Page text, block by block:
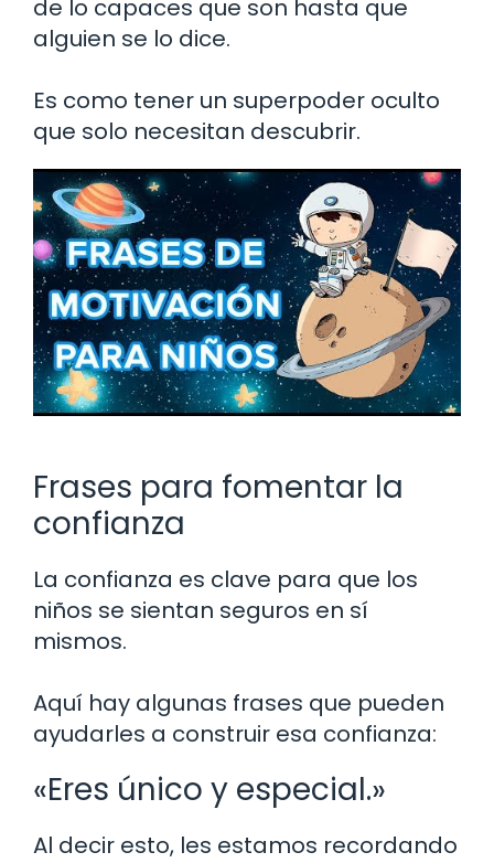
de lo capaces que son hasta que
alguien se lo dice.
Es como tener un superpoder oculto
que solo necesitan descubrir.
Frases para fomentar la
confianza
La confianza es clave para que los
niños se sientan seguros en sí
mismos.
Aquí hay algunas frases que pueden
ayudarles a construir esa confianza:
«Eres único y especial.»
Al decir esto, les estamos recordando